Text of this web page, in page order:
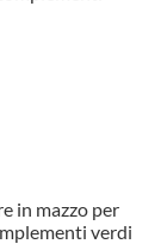
in mazzo per
verdi